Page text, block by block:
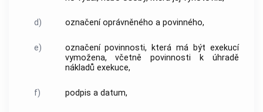
d) označení oprávněného a povinného,
e)
označení povinnosti, která má být exekucí
vymožena, včetně povinnosti k úhradě
nákladů exekuce,
f) podpis a datum,